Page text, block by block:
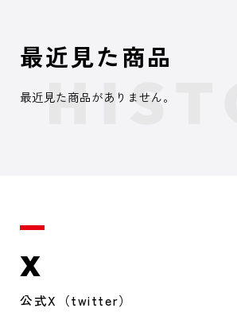
最近見た商品
最近見た商品がありません。
X
公式X（twitter）